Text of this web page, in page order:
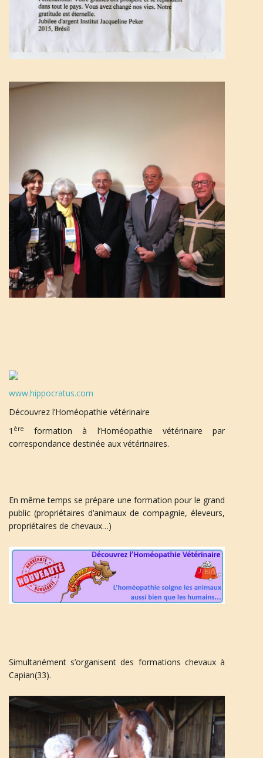
www.hippocratus.com
Découvrez l’Homéopathie vétérinaire
1 ère
formation à l’Homéopathie vétérinaire par
correspondance destinée aux vétérinaires.
En même temps se prépare une formation pour le grand
public (propriétaires d’animaux de compagnie, éleveurs,
propriétaires de chevaux…)
Simultanément s’organisent des formations chevaux à
Capian(33).